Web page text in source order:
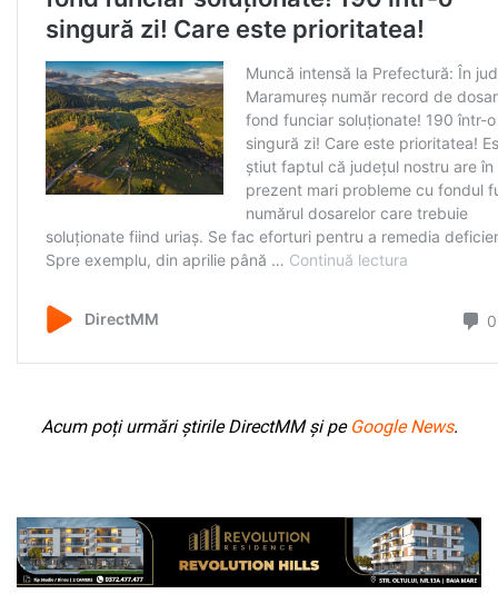
Acum poți urmări știrile DirectMM și pe Google News.